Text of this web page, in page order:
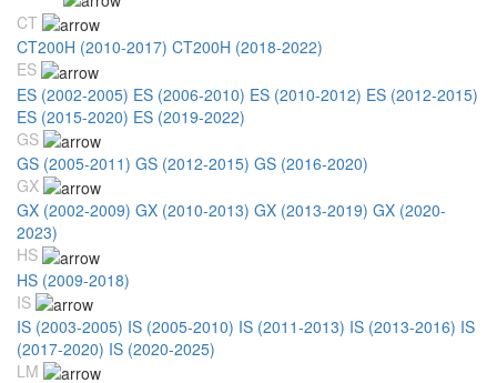
CT
CT200H (2010-2017) CT200H (2018-2022)
ES
ES (2002-2005) ES (2006-2010) ES (2010-2012) ES (2012-2015)
ES (2015-2020) ES (2019-2022)
GS
GS (2005-2011) GS (2012-2015) GS (2016-2020)
GX
GX (2002-2009) GX (2010-2013) GX (2013-2019) GX (2020-
2023)
HS
HS (2009-2018)
IS
IS (2003-2005) IS (2005-2010) IS (2011-2013) IS (2013-2016) IS
(2017-2020) IS (2020-2025)
LM